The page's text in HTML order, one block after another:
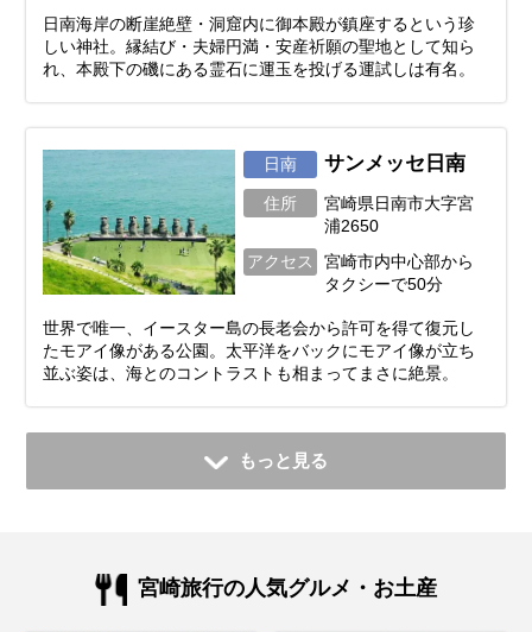
日南海岸の断崖絶壁・洞窟内に御本殿が鎮座するという珍
しい神社。縁結び・夫婦円満・安産祈願の聖地として知ら
れ、本殿下の磯にある霊石に運玉を投げる運試しは有名。
日南 サンメッセ日南
住所
宮崎県日南市大字宮
浦2650
アクセス
宮崎市内中心部から
タクシーで50分
世界で唯一、イースター島の長老会から許可を得て復元し
たモアイ像がある公園。太平洋をバックにモアイ像が立ち
並ぶ姿は、海とのコントラストも相まってまさに絶景。
もっと見る
宮崎旅行の人気グルメ・お土産